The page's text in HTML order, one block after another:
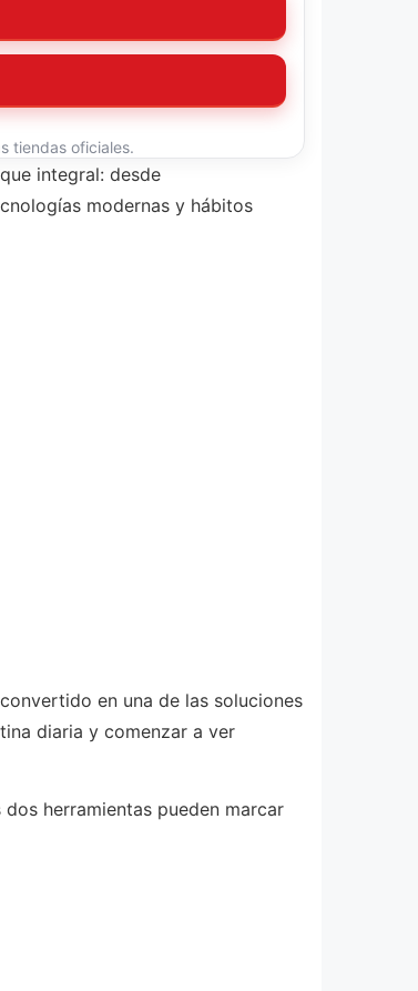
tiendas oficiales.
integral: desde
modernas y hábitos
en una de las soluciones
diaria y comenzar a ver
herramientas pueden marcar